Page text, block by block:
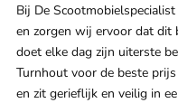
Bij De
en zorgen wij ervoor dat dit
doet elke dag zijn uiterste
Turnhout voor de beste
en zit gerieflijk en veilig in